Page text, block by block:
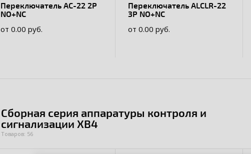
Переключатель АС-22 2P
NO+NC
от 0.00 руб.
Переключатель АLСLR-22
3P NO+NC
от 0.00 руб.
Сборная серия аппаратуры контроля и
сигнализации XB4
Товаров: 56